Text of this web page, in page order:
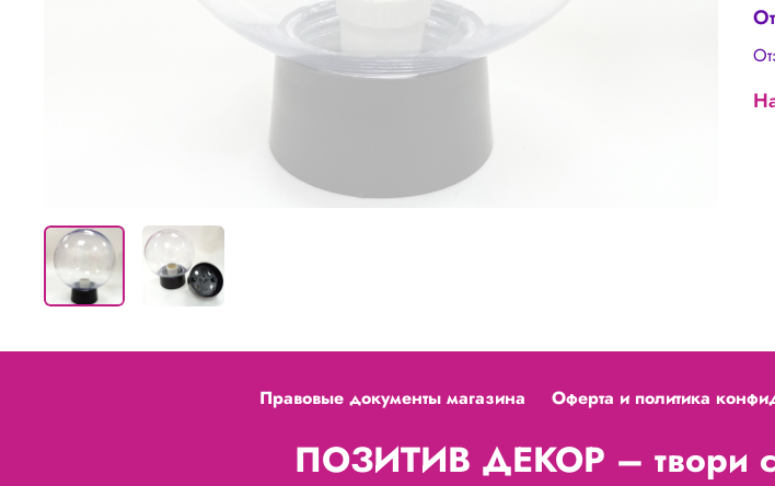
Правовые документы магазина Оферта и политика
ПОЗИТИВ ДЕКОР – твори с